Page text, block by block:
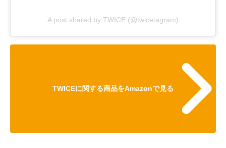
A post shared by TWICE (@twicetagram)
TWICEに関する商品をAmazonで見る